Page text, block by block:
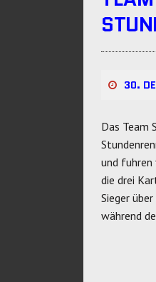
30.
Das Team
und
die drei
Sieger
während